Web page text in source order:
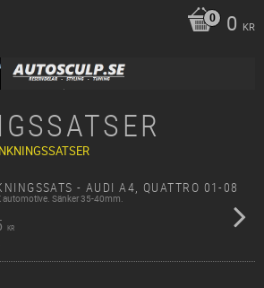
0 KR
- AUDI A4, QUATTRO 01-08
automotive. Sänker 35-40mm.
KR